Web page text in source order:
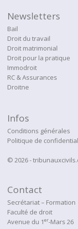
Newsletters
Bail
Droit du travail
Droit matrimonial
Droit pour la pratique
Immodroit
RC & Assurances
Droitne
Infos
Conditions générales
Politique de
© 2026 -
Contact
Secrétariat – Formation
Faculté de droit
Avenue du 1er-Mars 26